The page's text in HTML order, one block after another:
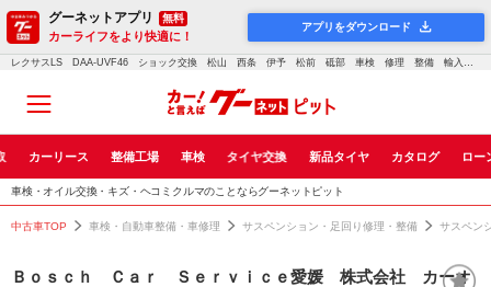
グーネットアプリ 無料
カーライフをより快適に！
アプリをダウンロード
レクサスLS DAA-UVF46 ショック交換 松山 西条 伊予 松前 砥部 車検 修理 整備 輸入車 愛媛 鈑金 塗装 フロント リア 異音 ｜車検・点検・修理のグーネットピット
カーリース 整備工場 車検 タイヤ交換 新品タイヤ カタログ ロー
車検・オイル交換・キズ・ヘコミクルマのことならグーネットピット
中古車TOP 車検・自動車整備・車修理 サスペンション・足回り修理・整備 サスペン
Ｂｏｓｃｈ Ｃａｒ Ｓｅｒｖｉｃｅ愛媛 株式会社 カーオ